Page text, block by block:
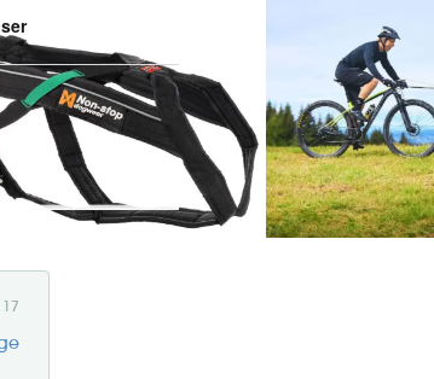
uanset om
ryg. Med et